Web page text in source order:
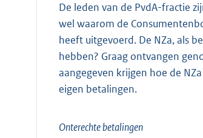
De leden van de PvdA-fractie
wel waarom de
heeft uitgevoerd. De NZa, als
hebben? Graag ontvangen
aangegeven krijgen hoe de
eigen betalingen.
Onterechte betalingen